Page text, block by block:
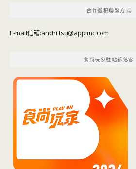
合作邀稿聯繫方式
E-mail信箱:anchi.tsu@appimc.com
食尚玩家駐站部落客